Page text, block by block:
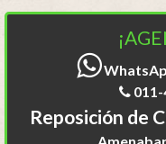
Reposición de